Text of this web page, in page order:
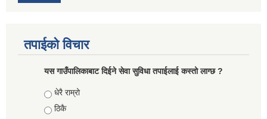
तपाईको विचार
यस गाउँपालिकाबाट दिईने सेवा सुविधा तपाईलाई कस्तो लाग्छ ?
Choices
धेरै राम्रो
ठिकै